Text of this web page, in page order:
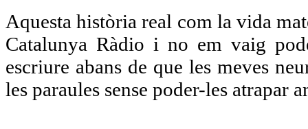
Aquesta història real com la vida
Catalunya Ràdio i no em vaig
escriure abans de que les meves
les paraules sense poder-les atrapar